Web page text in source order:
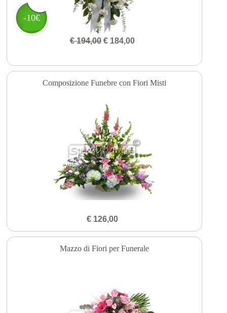
-10€
€ 194,00 € 184,00
Composizione Funebre con Fiori Misti
€ 126,00
Mazzo di Fiori per Funerale